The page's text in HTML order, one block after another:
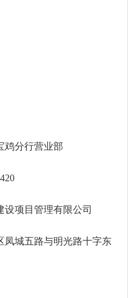
鸡分行营业部
项目管理有限公司
凤城五路与明光路十字东